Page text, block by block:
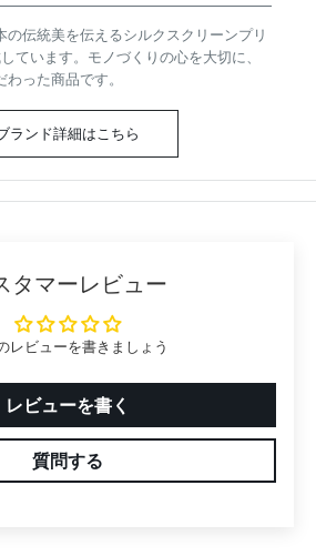
の伝統美を伝えるシルクスクリーンプリ
ています。モノづくりの心を大切に、
った商品です。
ランド詳細はこちら
タマーレビュー
レビューを書きましょう
レビューを書く
質問する